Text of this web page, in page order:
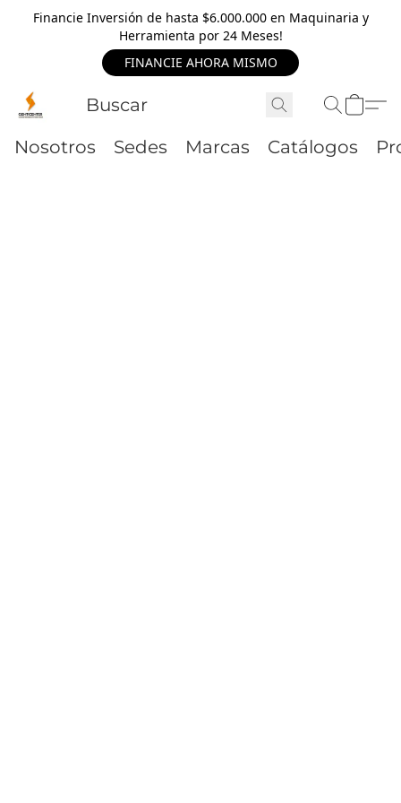
Financie Inversión de hasta $6.000.000 en Maquinaria y
Herramienta por 24 Meses!
FINANCIE AHORA MISMO
Nosotros Sedes Marcas Catálogos